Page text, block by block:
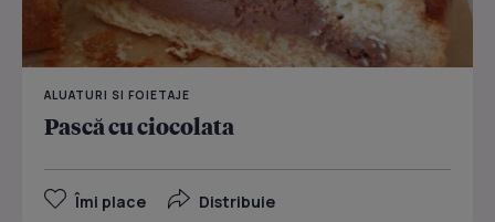
ALUATURI SI FOIETAJE
Pască cu ciocolata
Îmi place Distribuie